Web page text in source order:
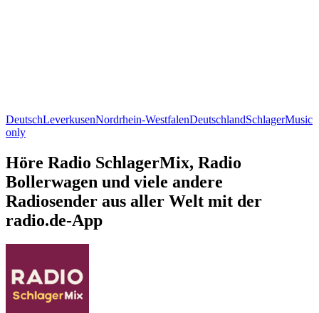
DeutschLeverkusenNordrhein-WestfalenDeutschlandSchlagerMusic
only
Höre Radio SchlagerMix, Radio
Bollerwagen und viele andere
Radiosender aus aller Welt mit der
radio.de-App